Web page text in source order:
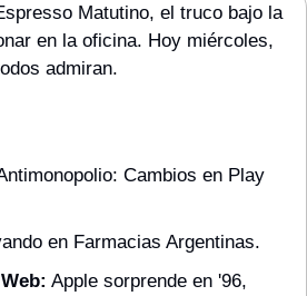
Matutino, el truco bajo la
en la oficina. Hoy miércoles,
admiran.
Cambios en Play
en Farmacias Argentinas.
Apple sorprende en '96,